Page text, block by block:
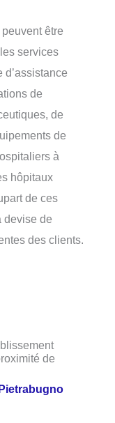
être
services
d’assistance
de
de
de
à
hôpitaux
de ces
devise de
des clients.
de